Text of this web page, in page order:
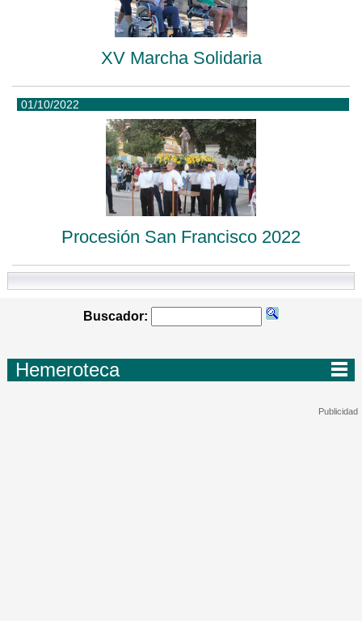
XV Marcha Solidaria
01/10/2022
Procesión San Francisco 2022
Buscador:
Hemeroteca